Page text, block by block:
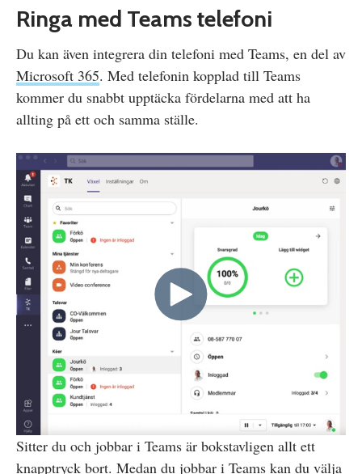
Ringa med Teams telefoni
Du kan även integrera din telefoni med Teams, en del av
Microsoft 365. Med telefonin kopplad till Teams
kommer du snabbt upptäcka fördelarna med att ha
allting på ett och samma ställe.
Sitter du och jobbar i Teams är bokstavligen allt ett
knapptryck bort. Medan du jobbar i Teams kan du välja